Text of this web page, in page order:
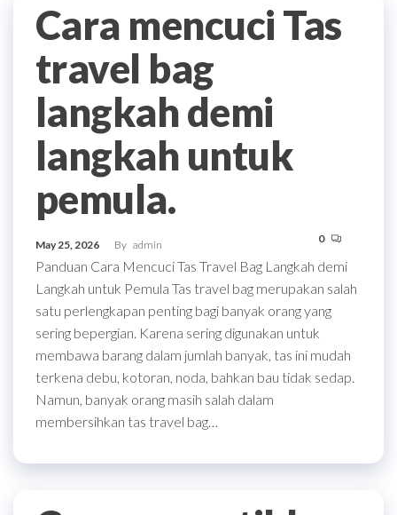
Cara mencuci Tas
travel bag
langkah demi
langkah untuk
pemula.
May 25, 2026 By admin 0
Panduan Cara Mencuci Tas Travel Bag Langkah demi
Langkah untuk Pemula Tas travel bag merupakan salah
satu perlengkapan penting bagi banyak orang yang
sering bepergian. Karena sering digunakan untuk
membawa barang dalam jumlah banyak, tas ini mudah
terkena debu, kotoran, noda, bahkan bau tidak sedap.
Namun, banyak orang masih salah dalam
membersihkan tas travel bag…